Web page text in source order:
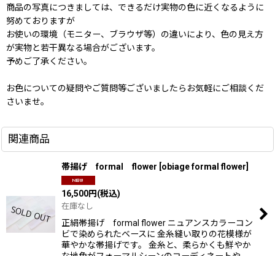
商品の写真につきましては、できるだけ実物の色に近くなるように
努めておりますが
お使いの環境（モニター、ブラウザ等）の違いにより、色の見え方
が実物と若干異なる場合がございます。
予めご了承ください。
お色についての疑問やご質問等ございましたらお気軽にご相談くだ
さいませ。
関連商品
帯揚げ formal flower obiage formal flower
16,500円(税込)
在庫なし
正絹帯揚げ formal flower ニュアンスカラーコン
ビで染められたベースに 金糸縫い取りの花模様が
華やかな帯揚げです。 金糸と、柔らかくも鮮やか